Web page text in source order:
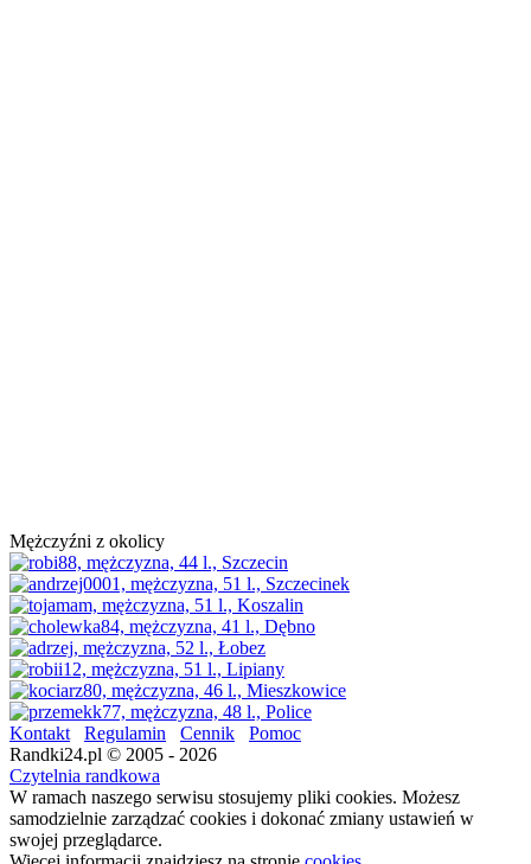
Mężczyźni z okolicy
Kontakt Regulamin Cennik
Pomoc
Randki24.pl © 2005 - 2026
Czytelnia randkowa
W ramach naszego serwisu stosujemy pliki cookies. Możesz
samodzielnie zarządzać cookies i dokonać zmiany ustawień w
swojej przeglądarce.